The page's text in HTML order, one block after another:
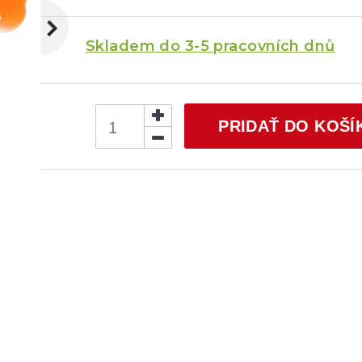
Skladem do 3-5 pracovních dnů
PRIDAŤ DO